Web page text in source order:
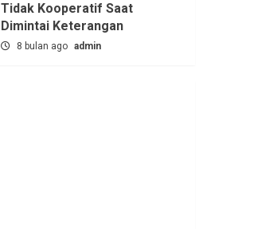
Tidak Kooperatif Saat
Dimintai Keterangan
8 bulan ago admin